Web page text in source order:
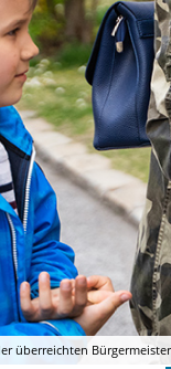
überreichten